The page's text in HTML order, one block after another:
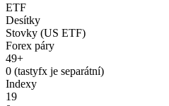
ETF
Desítky
Stovky (US ETF)
Forex páry
49+
0 (tastyfx je separátní)
Indexy
19